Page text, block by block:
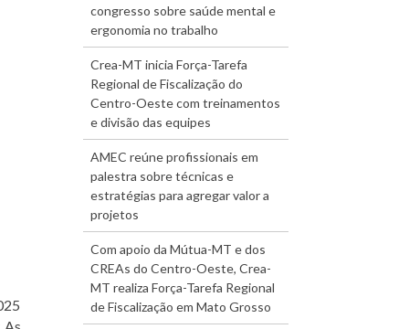
congresso sobre saúde mental e
ergonomia no trabalho
Crea-MT inicia Força-Tarefa
Regional de Fiscalização do
Centro-Oeste com treinamentos
e divisão das equipes
AMEC reúne profissionais em
palestra sobre técnicas e
estratégias para agregar valor a
projetos
Com apoio da Mútua-MT e dos
CREAs do Centro-Oeste, Crea-
MT realiza Força-Tarefa Regional
de Fiscalização em Mato Grosso